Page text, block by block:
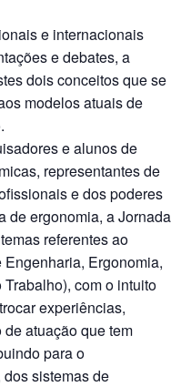
e internacionais
e debates, a
dois conceitos que se
modelos atuais de
e alunos de
representantes de
e dos poderes
de ergonomia, a Jornada
referentes ao
Ergonomia,
com o intuito
experiências,
atuação que tem
para o
sistemas de